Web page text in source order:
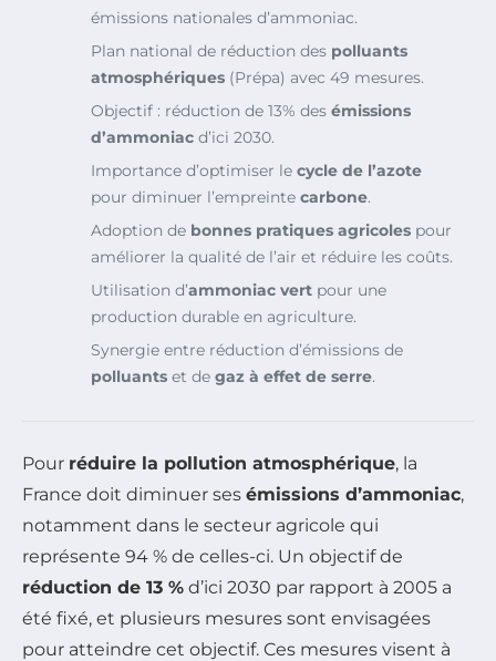
émissions nationales d’ammoniac.
Plan national de réduction des polluants
atmosphériques (Prépa) avec 49 mesures.
Objectif : réduction de 13% des émissions
d’ammoniac d’ici 2030.
Importance d’optimiser le cycle de l’azote
pour diminuer l’empreinte carbone.
Adoption de bonnes pratiques agricoles pour
améliorer la qualité de l’air et réduire les coûts.
Utilisation d’ammoniac vert pour une
production durable en agriculture.
Synergie entre réduction d’émissions de
polluants et de gaz à effet de serre.
Pour réduire la pollution atmosphérique, la
France doit diminuer ses émissions d’ammoniac,
notamment dans le secteur agricole qui
représente 94 % de celles-ci. Un objectif de
réduction de 13 % d’ici 2030 par rapport à 2005 a
été fixé, et plusieurs mesures sont envisagées
pour atteindre cet objectif. Ces mesures visent à